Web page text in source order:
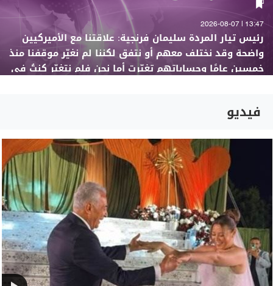
13:47 | 2026-08-07
رئيس تيار المردة سليمان فرنجية: علاقتنا مع الأميركيين
واضحة وقد نختلف معهم أو نتفق لكننا لم نغيّر موقفنا منذ
خمسين عامًا وحساباتهم تغيّرت أما نحن فلم نتغيّر كنتُ في
فيديو